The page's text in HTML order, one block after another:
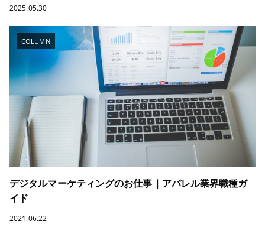
2025.05.30
COLUMN
デジタルマーケティングのお仕事｜アパレル業界職種ガ
イド
2021.06.22